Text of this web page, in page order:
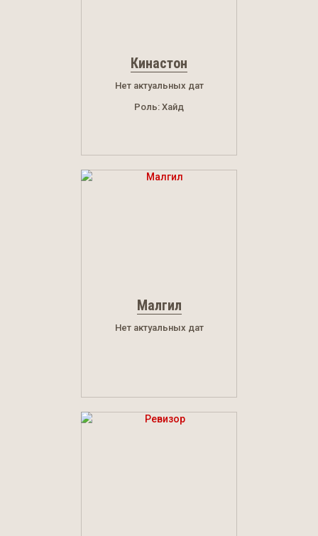
Кинастон
Нет актуальных дат
Роль: Хайд
Малгил
Нет актуальных дат